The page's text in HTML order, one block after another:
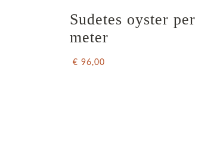
Sudetes oyster per
meter
€ 96,00